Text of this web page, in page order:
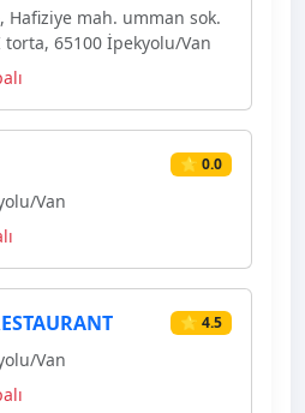
Hafiziye mah. umman sok.
65100 İpekyolu/Van
⭐ 0.0
Van
⭐ 4.5
Van